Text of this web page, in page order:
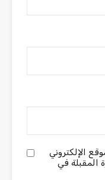
الإلكتروني
المقبلة في